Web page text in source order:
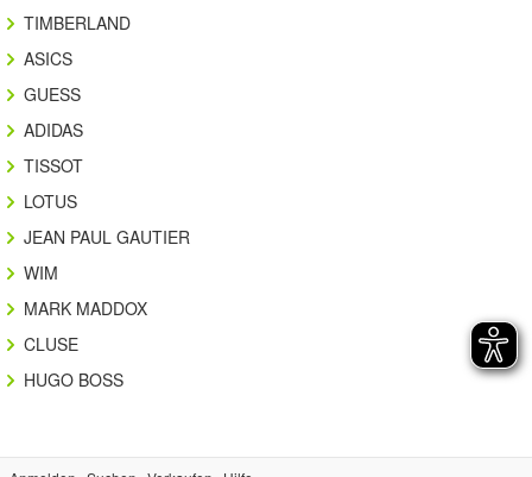
TIMBERLAND
ASICS
GUESS
ADIDAS
TISSOT
LOTUS
JEAN PAUL GAUTIER
WIM
MARK MADDOX
CLUSE
HUGO BOSS